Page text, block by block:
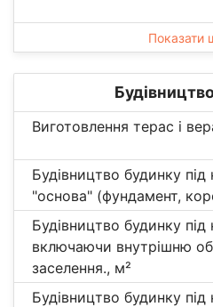
Показати
Виготовлення терас і
Будівництво будинку під
"основа" (фундамент,
Будівництво будинку під
включаючи внутрішню
заселення., м²
Будівництво будинку під